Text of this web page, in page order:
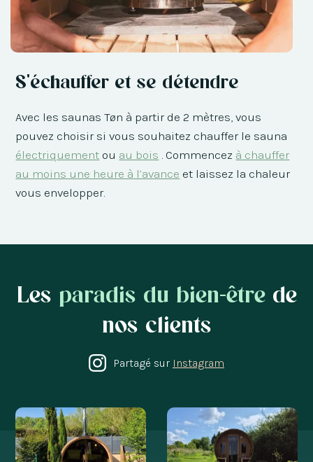
S'échauffer et se détendre
Avec les saunas Tøn à partir de 2 mètres, vous
pouvez choisir si vous souhaitez chauffer le sauna
électriquement ou au bois . Commencez à chauffer
au moins une heure à l’avance et laissez la chaleur
vous envelopper.
Les paradis du bien-êtrede
nos clients
Partagé sur Instagram